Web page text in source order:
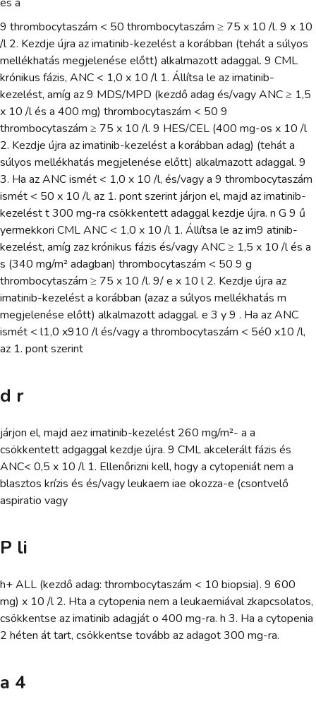
9 thrombocytaszám < 50 thrombocytaszám ≥ 75 x 10 /l. 9 x 10
/l 2. Kezdje újra az imatinib-kezelést a korábban (tehát a súlyos
mellékhatás megjelenése előtt) alkalmazott adaggal. 9 CML
krónikus fázis, ANC < 1,0 x 10 /l 1. Állítsa le az imatinib-
kezelést, amíg az 9 MDS/MPD (kezdő adag és/vagy ANC ≥ 1,5
x 10 /l és a 400 mg) thrombocytaszám < 50 9
thrombocytaszám ≥ 75 x 10 /l. 9 HES/CEL (400 mg-os x 10 /l
2. Kezdje újra az imatinib-kezelést a korábban adag) (tehát a
súlyos mellékhatás megjelenése előtt) alkalmazott adaggal. 9
3. Ha az ANC ismét < 1,0 x 10 /l, és/vagy a 9 thrombocytaszám
ismét < 50 x 10 /l, az 1. pont szerint járjon el, majd az imatinib-
kezelést t 300 mg-ra csökkentett adaggal kezdje újra. n G 9 ű
yermekkori CML ANC < 1,0 x 10 /l 1. Állítsa le az im9 atinib-
kezelést, amíg zaz krónikus fázis és/vagy ANC ≥ 1,5 x 10 /l és a
s (340 mg/m² adagban) thrombocytaszám < 50 9 g
thrombocytaszám ≥ 75 x 10 /l. 9/ e x 10 l 2. Kezdje újra az
imatinib-kezelést a korábban (azaz a súlyos mellékhatás m
megjelenése előtt) alkalmazott adaggal. e 3 y 9 . Ha az ANC
ismét < l1,0 x910 /l és/vagy a thrombocytaszám < 5é0 x10 /l,
az 1. pont szerint
d r
járjon el, majd aez imatinib-kezelést 260 mg/m²- a a
csökkentett adgaggal kezdje újra. 9 CML akcelerált fázis és
ANC< 0,5 x 10 /l 1. Ellenőrizni kell, hogy a cytopeniát nem a
blasztos krízis és és/vagy leukaem iae okozza-e (csontvelő
aspiratio vagy
P li
h+ ALL (kezdő adag: thrombocytaszám < 10 biopsia). 9 600
mg) x 10 /l 2. Hta a cytopenia nem a leukaemiával zkapcsolatos,
csökkentse az imatinib adagját o 400 mg-ra. h 3. Ha a cytopenia
2 héten át tart, csökkentse tovább az adagot 300 mg-ra.
a 4